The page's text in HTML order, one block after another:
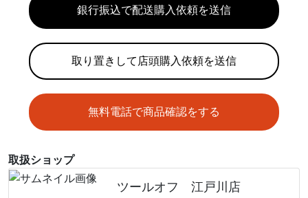
銀行振込で配送購入依頼を送信
取り置きして店頭購入依頼を送信
無料電話で商品確認をする
取扱ショップ
ツールオフ 江戸川店